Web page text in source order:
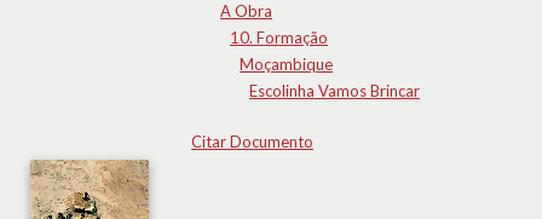
A Obra
10. Formação
Moçambique
Escolinha Vamos Brincar
Citar Documento